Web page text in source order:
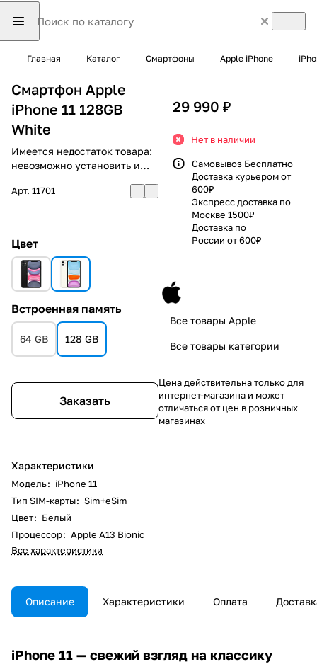
Главная Каталог Смартфоны Apple iPhone
Смартфон Apple
iPhone 11 128GB
White
Имеется недостаток товара:
невозможно установить и
Арт. 11701
Цвет
Встроенная память
64 GB 128 GB
Заказать
Характеристики
Модель: iPhone 11
Тип SIM-карты: Sim+eSim
Цвет: Белый
Процессор: Apple A13 Bionic
Все характеристики
29 990 ₽
Нет в наличии
Самовывоз Бесплатно
Доставка курьером от
600₽
Экспресс доставка по
Москве 1500₽
Доставка по
России от 600₽
Все товары Apple
Все товары категории
Цена действительна только для
интернет-магазина и может
отличаться от цен в розничных
магазинах
Описание Характеристики Оплата
iPhone 11 — свежий взгляд на классику